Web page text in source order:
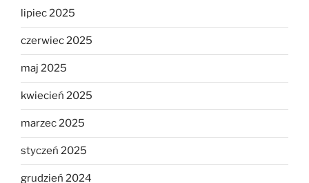
lipiec 2025
czerwiec 2025
maj 2025
kwiecień 2025
marzec 2025
styczeń 2025
grudzień 2024